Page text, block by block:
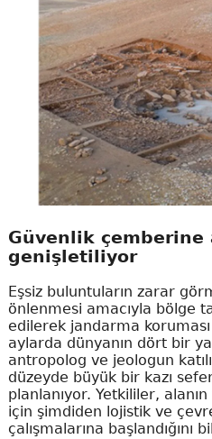
Güvenlik çemberine
genişletiliyor
Eşsiz buluntuların zarar
önlenmesi amacıyla bölge
edilerek jandarma koruması
aylarda dünyanın dört bir
antropolog ve jeologun
düzeyde büyük bir kazı
planlanıyor. Yetkililer,
için şimdiden lojistik ve
çalışmalarına başlandığını